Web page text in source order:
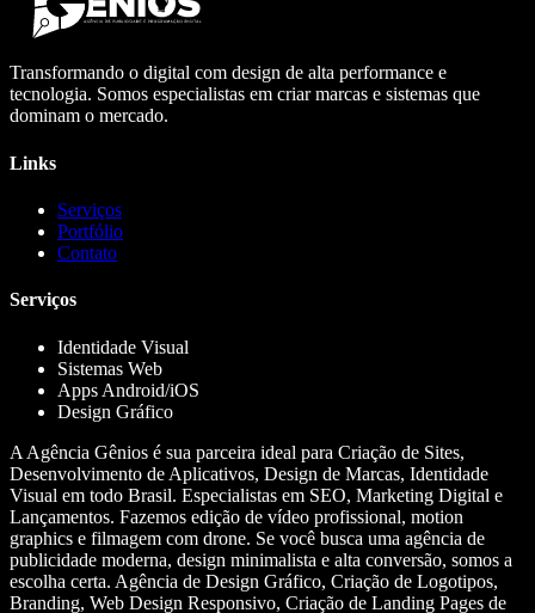
Transformando o digital com design de alta performance e
tecnologia. Somos especialistas em criar marcas e sistemas que
dominam o mercado.
Links
Serviços
Portfólio
Contato
Serviços
Identidade Visual
Sistemas Web
Apps Android/iOS
Design Gráfico
A Agência Gênios é sua parceira ideal para Criação de Sites,
Desenvolvimento de Aplicativos, Design de Marcas, Identidade
Visual em todo Brasil. Especialistas em SEO, Marketing Digital e
Lançamentos. Fazemos edição de vídeo profissional, motion
graphics e filmagem com drone. Se você busca uma agência de
publicidade moderna, design minimalista e alta conversão, somos a
escolha certa. Agência de Design Gráfico, Criação de Logotipos,
Branding, Web Design Responsivo, Criação de Landing Pages de